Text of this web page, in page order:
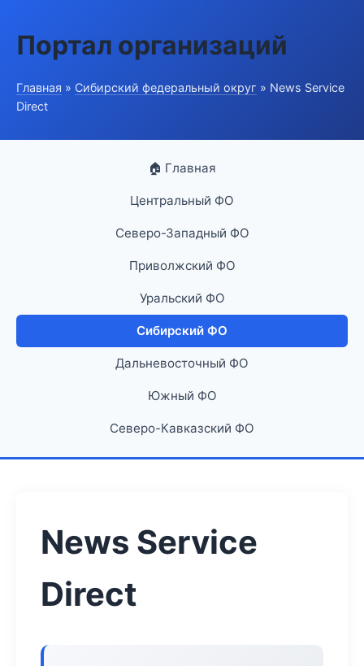
Портал организаций
Главная » Сибирский федеральный округ » News Service
Direct
🏠 Главная
Центральный ФО
Северо-Западный ФО
Приволжский ФО
Уральский ФО
Сибирский ФО
Дальневосточный ФО
Южный ФО
Северо-Кавказский ФО
News Service
Direct